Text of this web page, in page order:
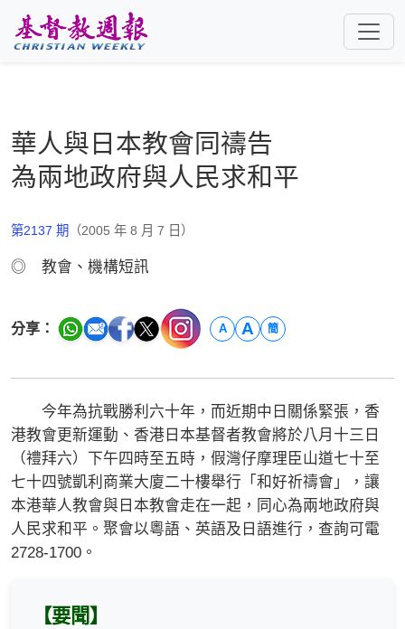
華人與日本教會同禱告
為兩地政府與人民求和平
第2137 期 （2005 年 8 月 7 日）
◎ 教會、機構短訊
分享： A A 簡
今年為抗戰勝利六十年，而近期中日關係緊張，香
港教會更新運動、香港日本基督者教會將於八月十三日
（禮拜六）下午四時至五時，假灣仔摩理臣山道七十至
七十四號凱利商業大廈二十樓舉行「和好祈禱會」，讓
本港華人教會與日本教會走在一起，同心為兩地政府與
人民求和平。聚會以粵語、英語及日語進行，查詢可電
2728-1700。
【要聞】